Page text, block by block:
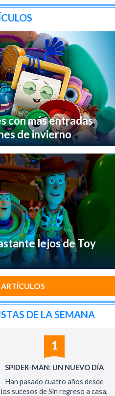
con más entradas
de invierno
lejos de Toy
DE LA SEMANA
1
SPIDER-MAN: UN NUEVO DÍA
Han pasado cuatro años desde
los sucesos de Sin regreso a casa,